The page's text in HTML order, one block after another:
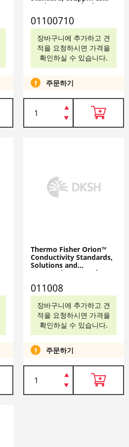
NaCl TDS Standard, 10 x
01100710
장바구니에 추가하고 견
적을 요청하시면 가격을
확인하실 수 있습니다.
주문하기
Thermo Fisher Orion™
Conductivity Standards,
Solutions and
Accessories, 100µS/cm
47 ppm as NaCl TDS
Standard, 5 x 60mL
Bottles, 011008
011008
장바구니에 추가하고 견
적을 요청하시면 가격을
확인하실 수 있습니다.
주문하기